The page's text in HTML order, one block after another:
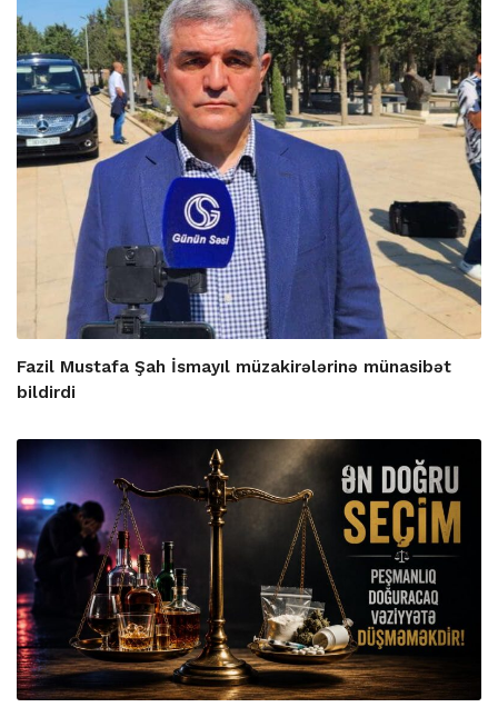
Fazil Mustafa Şah İsmayıl müzakirələrinə münasibət
bildirdi